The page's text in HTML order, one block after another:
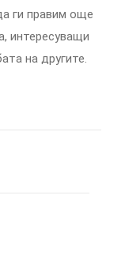
ги правим още
интересуващи
на другите.